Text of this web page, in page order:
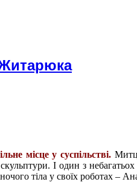
Житарюка
місце у суспільстві.
І один з
тіла у своїх роботах –